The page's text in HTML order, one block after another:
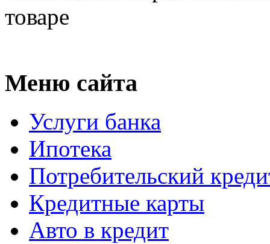
товаре
Меню сайта
Услуги банка
Ипотека
Потребительский
Кредитные карты
Авто в кредит